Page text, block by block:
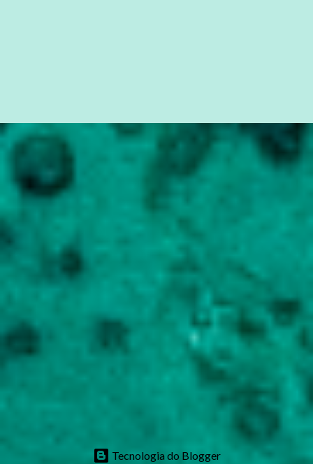
Tecnologia do Blogger